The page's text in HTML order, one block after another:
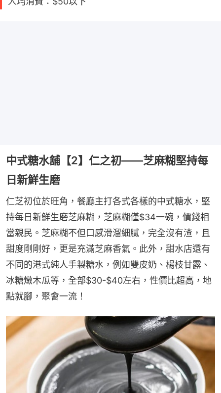
中式糖水舖【2】仁之初——芝麻糊堅持每
日新鮮生磨
仁芝初位於旺角，餐廳主打各式各樣的中式糖水，堅
持每日新鮮生磨芝麻糊，芝麻糊僅$34一碗，價錢相
當親民。芝麻糊不但口感滑溜細膩，完全沒有渣，且
甜度剛剛好，更是充滿芝麻香氣。此外，甜水店還有
不同的港式純人手製糖水，例如雙皮奶、楊枝甘露、
冰糖燉木瓜等，全部$30-$40左右，性價比超高，地
點就腳，聚會一流！